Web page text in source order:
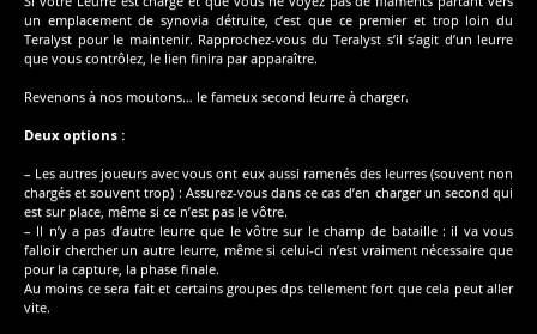
un emplacement de synovia détruite, c’est que ce premier et trop loin du
Teralyst pour le maintenir. Rapprochez-vous du Teralyst s’il s’agit d’un leurre
que vous contrôlez, le lien finira par apparaître.
Revenons à nos moutons… le fameux second leurre à charger.
Deux options :
– Les autres joueurs avec vous ont eux aussi ramenés des leurres (souvent non
chargés et souvent trop) : Assurez-vous dans ce cas d’en charger un second qui
est sur place, même si ce n’est pas le vôtre.
– Il n’y a pas d’autre leurre que le vôtre sur le champ de bataille : il va vous
falloir chercher un autre leurre, même si celui-ci n’est vraiment nécessaire que
pour la capture, la phase finale.
Au moins ce sera fait et certains groupes dps tellement fort que cela peut aller
vite.